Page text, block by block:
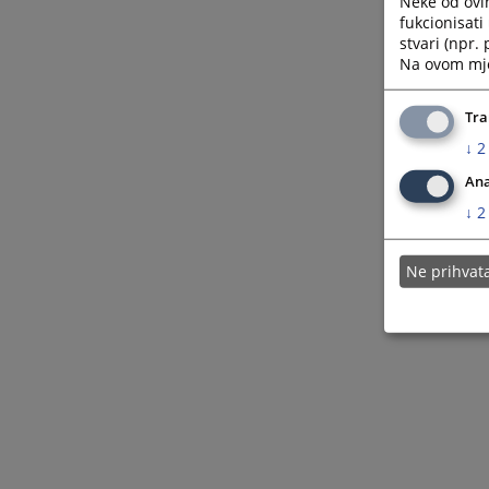
fukcionisati
stvari (npr.
Na ovom
↓ 2
↓ 2
Ne